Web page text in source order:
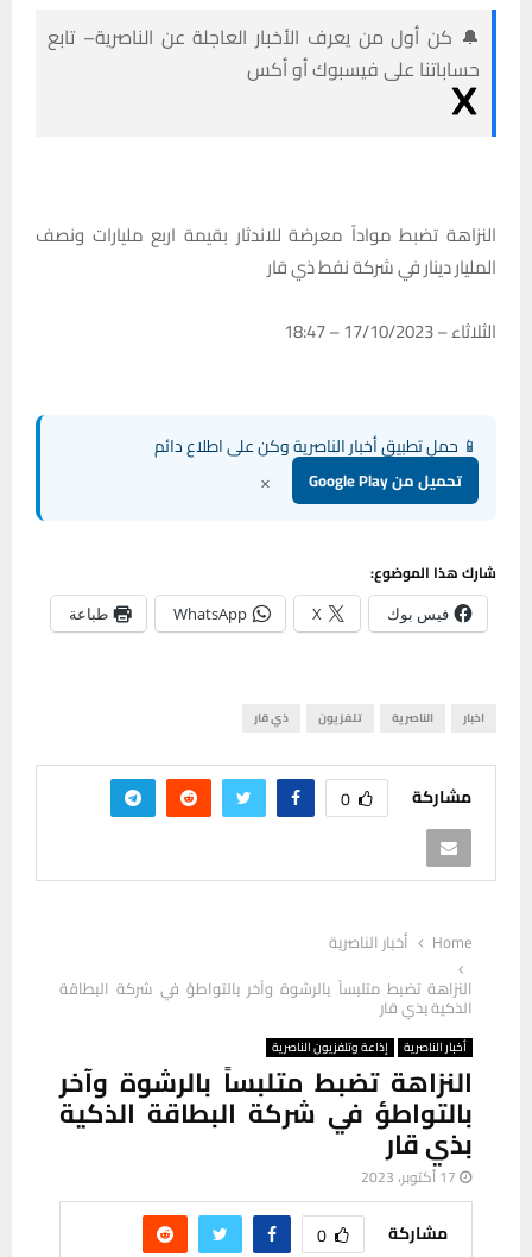
🔔 كن أول من يعرف الأخبار العاجلة عن الناصرية– تابع
حساباتنا على فيسبوك أو أكس
النزاهة تضبط مواداً معرضة للاندثار بقيمة اربع مليارات ونصف
المليار دينار في شركة نفط ذي قار
الثلاثاء – 17/10/2023 – 18:47
📱 حمل تطبيق أخبار الناصرية وكن على اطلاع دائم
تحميل من Google Play ×
شارك هذا الموضوع:
فيس بوك X
WhatsApp طباعة
اخبار الناصرية تلفزيون ذي قار
مشاركة 0
Home
أخبار الناصرية
النزاهة تضبط متلبساً بالرشوة وآخر بالتواطؤ في شركة البطاقة
الذكية بذي قار
أخبار الناصرية إذاعة وتلفزيون الناصرية
النزاهة تضبط متلبساً بالرشوة وآخر
بالتواطؤ في شركة البطاقة الذكية
بذي قار
17 أكتوبر، 2023
مشاركة 0